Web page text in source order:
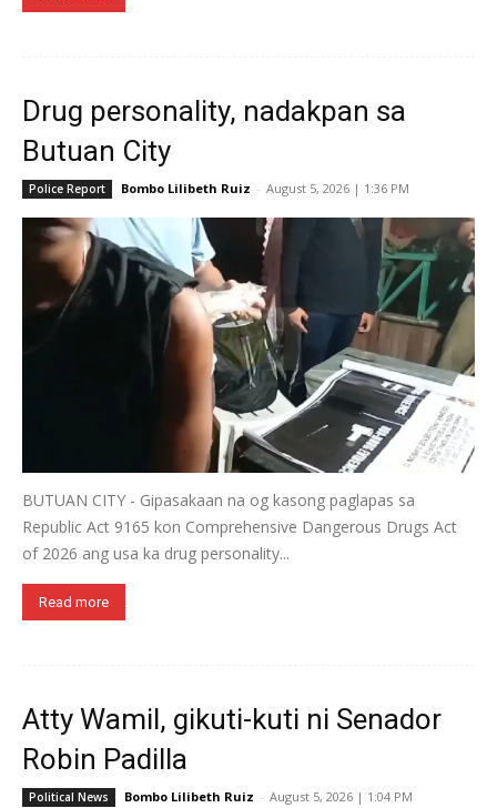
Drug personality, nadakpan sa
Butuan City
Police Report Bombo Lilibeth Ruiz - August 5, 2026 | 1:36 PM
BUTUAN CITY - Gipasakaan na og kasong paglapas sa
Republic Act 9165 kon Comprehensive Dangerous Drugs Act
of 2026 ang usa ka drug personality...
Read more
Atty Wamil, gikuti-kuti ni Senador
Robin Padilla
Political News Bombo Lilibeth Ruiz - August 5, 2026 | 1:04 PM